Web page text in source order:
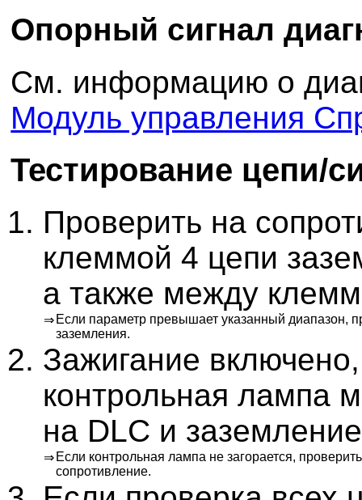
Опорный сигнал
См. информацию о
Модуль управления
Тестирование цепи/
Проверить на
клеммой 4 цепи
а также между
⇒ Если параметр превышает указанный диапазон,
заземления.
Зажигание
контрольная лампа
на DLC и
⇒ Если контрольная лампа не загорается,
сопротивление.